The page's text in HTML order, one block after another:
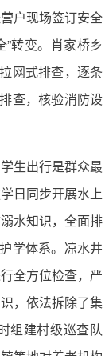
户现场签订安全
”转变。肖家桥乡
网式排查，逐条
查，核验消防设
生出行是群众最
日同步开展水上
水知识，全面排
学体系。凉水井
全方位检查，严
，依法拆除了集
组建村级巡查队